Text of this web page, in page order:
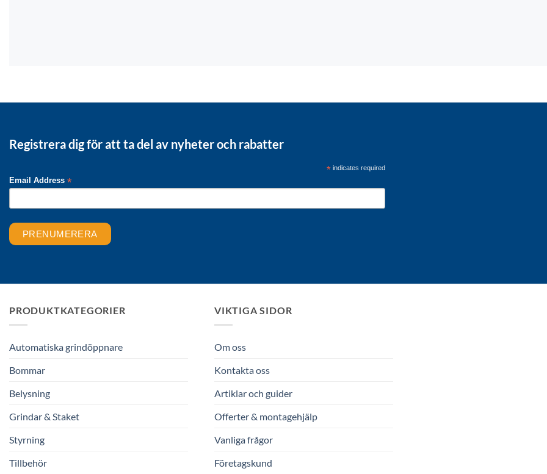
Registrera dig för att ta del av nyheter och rabatter
* indicates required
Email Address *
PRODUKTKATEGORIER
Automatiska grindöppnare
Bommar
Belysning
Grindar & Staket
Styrning
Tillbehör
VIKTIGA SIDOR
Om oss
Kontakta oss
Artiklar och guider
Offerter & montagehjälp
Vanliga frågor
Företagskund